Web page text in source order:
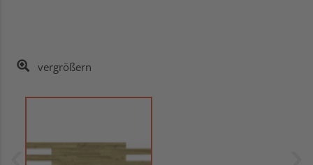
vergrößern